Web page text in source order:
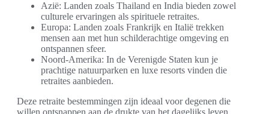
Azië: Landen zoals Thailand en India bieden zowel
culturele ervaringen als spirituele retraites.
Europa: Landen zoals Frankrijk en Italië trekken
mensen aan met hun schilderachtige omgeving en
ontspannen sfeer.
Noord-Amerika: In de Verenigde Staten kun je
prachtige natuurparken en luxe resorts vinden die
retraites aanbieden.
Deze retraite bestemmingen zijn ideaal voor degenen die